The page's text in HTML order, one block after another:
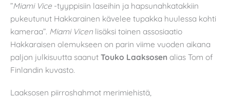
”Miami Vice -tyyppisiin laseihin ja hapsunahkatakkiin
pukeutunut Hakkarainen kävelee tupakka huulessa kohti
kameraa”. Miami Vicen lisäksi toinen assosiaatio
Hakkaraisen olemukseen on parin viime vuoden aikana
paljon julkisuutta saanut Touko Laaksosen alias Tom of
Finlandin kuvasto.
Laaksosen piirroshahmot merimiehistä,